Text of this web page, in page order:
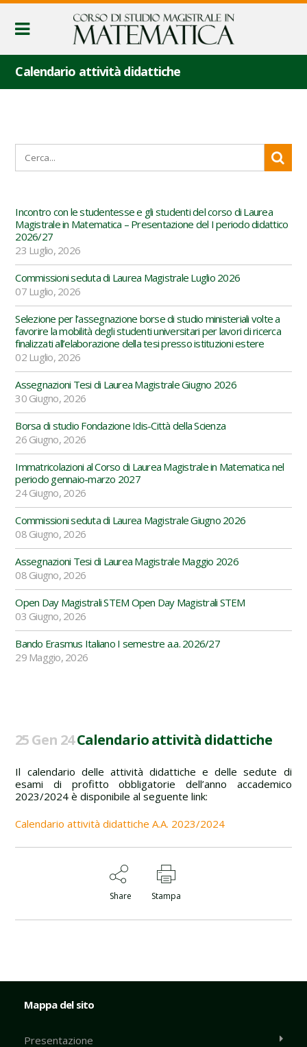
Calendario attività didattiche
Incontro con le studentesse e gli studenti del corso di Laurea
Magistrale in Matematica – Presentazione del I periodo didattico
2026/27
23 Luglio, 2026
Commissioni seduta di Laurea Magistrale Luglio 2026
07 Luglio, 2026
Selezione per l’assegnazione borse di studio ministeriali volte a
favorire la mobilità degli studenti universitari per lavori di ricerca
finalizzati all’elaborazione della tesi presso istituzioni estere
02 Luglio, 2026
Assegnazioni Tesi di Laurea Magistrale Giugno 2026
30 Giugno, 2026
Borsa di studio Fondazione Idis-Città della Scienza
26 Giugno, 2026
Immatricolazioni al Corso di Laurea Magistrale in Matematica nel
periodo gennaio-marzo 2027
24 Giugno, 2026
Commissioni seduta di Laurea Magistrale Giugno 2026
08 Giugno, 2026
Assegnazioni Tesi di Laurea Magistrale Maggio 2026
08 Giugno, 2026
Open Day Magistrali STEM Open Day Magistrali STEM
03 Giugno, 2026
Bando Erasmus Italiano I semestre a.a. 2026/27
29 Maggio, 2026
25 Gen 24Calendario attività didattiche
Il calendario delle attività didattiche e delle sedute di
esami di profitto obbligatorie dell’anno accademico
2023/2024 è disponibile al seguente link:
Calendario attività didattiche A.A. 2023/2024
Share Stampa
Mappa del sito
Presentazione